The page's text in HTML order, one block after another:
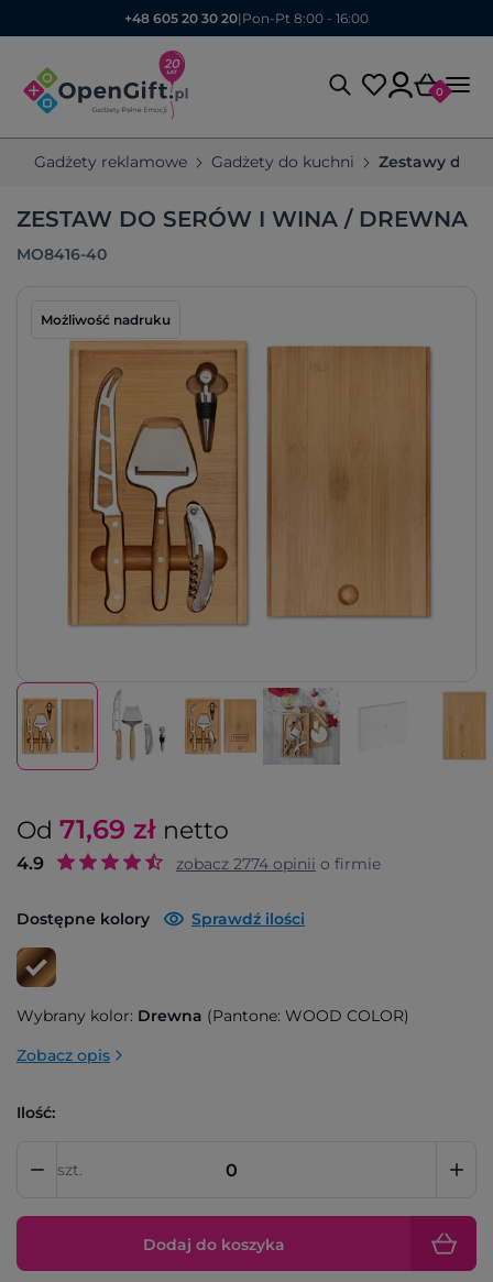
+48 605 20 30 20| Pon-Pt 8:00 - 16:00
0
Gadżety reklamowe Gadżety do kuchni Zestawy do
ZESTAW DO SERÓW I WINA / DREWNA
MO8416-40
Możliwość nadruku
Od 71,69 zł netto
4.9 zobacz 2774 opinii o firmie
Dostępne kolory Sprawdź ilości
Wybrany kolor: Drewna (Pantone: WOOD COLOR)
Zobacz opis
Ilość:
szt.
Dodaj do koszyka